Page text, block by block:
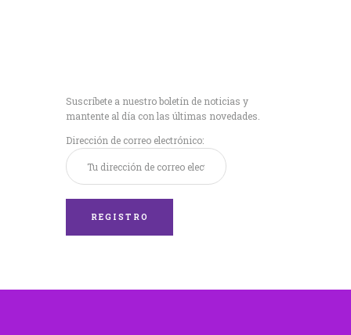
Suscríbete a nuestro boletín de noticias y
mantente al día con las últimas novedades.
Dirección de correo electrónico: